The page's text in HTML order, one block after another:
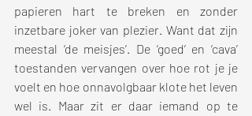
papieren hart te breken en zonder
inzetbare joker van plezier. Want dat zijn
meestal ‘de meisjes’. De ‘goed’ en ‘cava’
toestanden vervangen over hoe rot je je
voelt en hoe onnavolgbaar klote het leven
wel is. Maar zit er daar iemand op te